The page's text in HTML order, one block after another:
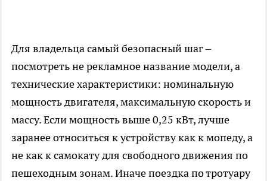
Для владельца самый безопасный шаг –
посмотреть не рекламное название модели, а
технические характеристики: номинальную
мощность двигателя, максимальную скорость и
массу. Если мощность выше 0,25 кВт, лучше
заранее относиться к устройству как к мопеду, а
не как к самокату для свободного движения по
пешеходным зонам. Иначе поездка по тротуару